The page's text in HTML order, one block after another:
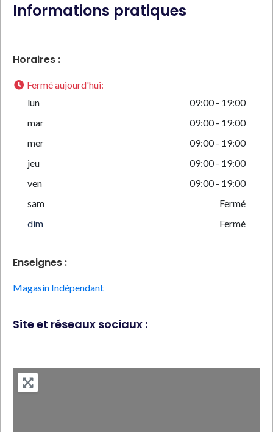
Informations pratiques
Horaires :
Fermé aujourd'hui:
lun
09:00 - 19:00
mar
09:00 - 19:00
mer
09:00 - 19:00
jeu
09:00 - 19:00
ven
09:00 - 19:00
sam
Fermé
dim
Fermé
Enseignes :
Magasin Indépendant
Site et réseaux sociaux :